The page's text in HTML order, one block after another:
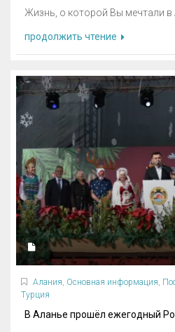
Жизнь, о которой Вы мечтали в
продолжить чтение
Алания Основная информация
Турция
В Аланье прошёл ежегодный